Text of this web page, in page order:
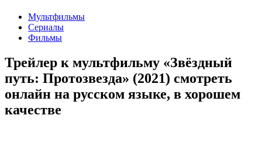
Мультфильмы
Сериалы
Фильмы
Трейлер к мультфильму «Звёздный
путь: Протозвезда» (2021) cмотреть
онлайн на русском языке, в хорошем
качестве